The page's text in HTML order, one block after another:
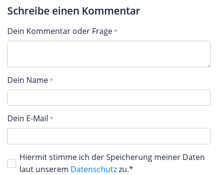
Schreibe einen Kommentar
Dein Kommentar oder Frage
Dein Name
Dein E-Mail
Hiermit stimme ich der Speicherung meiner Daten
laut unserem Datenschutzzu.*